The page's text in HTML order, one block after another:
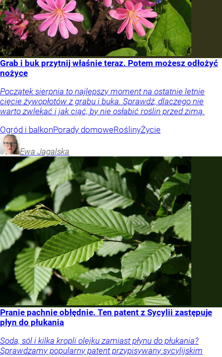
Grab i buk przytnij właśnie teraz. Potem możesz odłożyć
nożyce
Początek sierpnia to najlepszy moment na ostatnie letnie
cięcie żywopłotów z grabu i buka. Sprawdź, dlaczego nie
warto zwlekać i jak ciąć, by nie osłabić roślin przed zimą.
Ogród i balkonPorady domoweRoślinyŻycie
Ewa Jagalska
Pranie pachnie obłędnie. Ten patent z Sycylii zastępuje
płyn do płukania
Soda, sól i kilka kropli olejku zamiast płynu do płukania?
Sprawdzamy popularny patent przypisywany sycylijskim